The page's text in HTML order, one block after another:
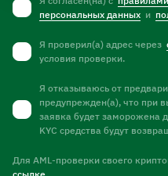
персональных данных и
Я проверил(а) адрес через
условия проверки.
Я отказываюсь от
предупрежден(а), что при
заявка будет заморожена
KYC средства будут
Для AML-проверки своего